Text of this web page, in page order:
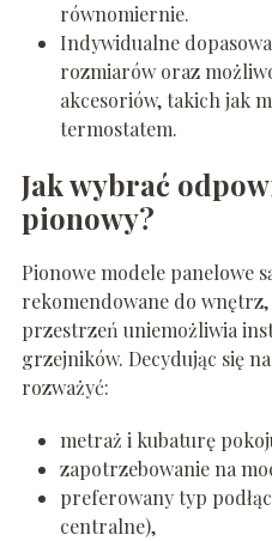
równomiernie.
Indywidualne
rozmiarów oraz
akcesoriów, takich jak
termostatem.
Jak wybrać
pionowy?
Pionowe modele panelowe
rekomendowane do
przestrzeń uniemożliwia
grzejników. Decydując się
rozważyć:
metraż i kubaturę
zapotrzebowanie na
preferowany typ
centralne),